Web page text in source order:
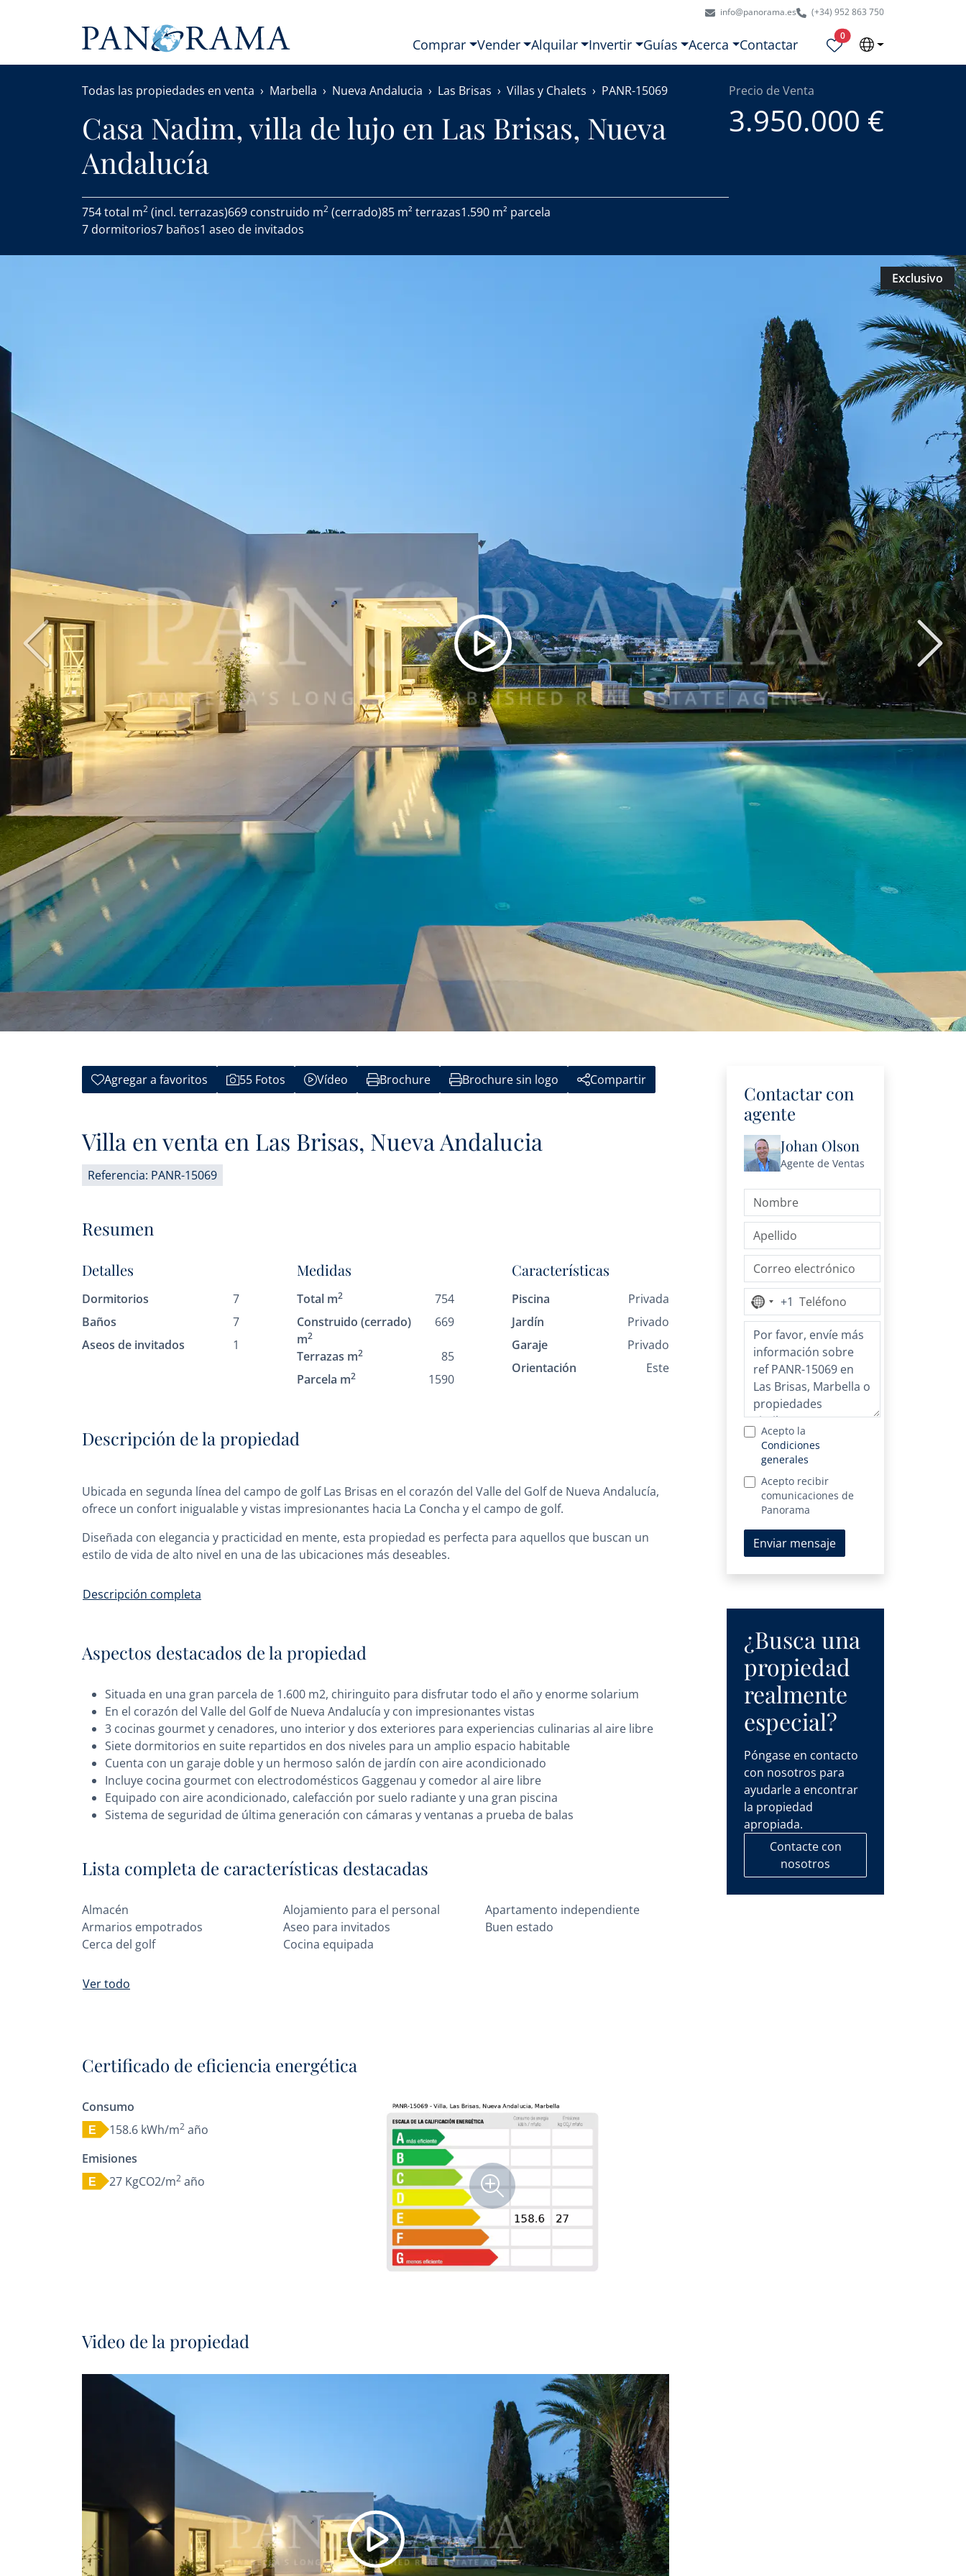
info@panorama.es (+34) 952 863 750
Comprar Vender Alquilar Invertir Guías Acerca Contactar
0Propiedades seleccionadas
Todas las propiedades en venta Marbella Nueva Andalucia Las Brisas Villas y Chalets PANR-15069
Casa Nadim, villa de lujo en Las Brisas, Nueva
Andalucía
754 total m2 (incl. terrazas)669 construido m2 (cerrado)85 m² terrazas1.590 m² parcela
7 dormitorios7 baños1 aseo de invitados
Precio de Venta
3.950.000 €
Exclusivo
Agregar a favoritos 55 Fotos Vídeo Brochure Brochure sin logo Compartir
Villa en venta en Las Brisas, Nueva Andalucia
Referencia: PANR-15069
Resumen
Detalles
Dormitorios
7
Baños
7
Aseos de invitados
1
Medidas
Total m2
754
Construido (cerrado)
m2
669
Terrazas m2
85
Parcela m2 1590
Características
Piscina
Privada
Jardín
Privado
Garaje
Privado
Orientación
Este
Descripción de la propiedad
Ubicada en segunda línea del campo de golf Las Brisas en el corazón del Valle del Golf de Nueva Andalucía,
ofrece un confort inigualable y vistas impresionantes hacia La Concha y el campo de golf.
Diseñada con elegancia y practicidad en mente, esta propiedad es perfecta para aquellos que buscan un
estilo de vida de alto nivel en una de las ubicaciones más deseables.
Descripción completa
Aspectos destacados de la propiedad
Situada en una gran parcela de 1.600 m2, chiringuito para disfrutar todo el año y enorme solarium
En el corazón del Valle del Golf de Nueva Andalucía y con impresionantes vistas
3 cocinas gourmet y cenadores, uno interior y dos exteriores para experiencias culinarias al aire libre
Siete dormitorios en suite repartidos en dos niveles para un amplio espacio habitable
Cuenta con un garaje doble y un hermoso salón de jardín con aire acondicionado
Incluye cocina gourmet con electrodomésticos Gaggenau y comedor al aire libre
Equipado con aire acondicionado, calefacción por suelo radiante y una gran piscina
Sistema de seguridad de última generación con cámaras y ventanas a prueba de balas
Lista completa de características destacadas
Almacén Alojamiento para el personal
Apartamento independiente
Armarios empotrados
Aseo para invitados
Buen estado
Cerca del golf
Cocina equipada
Ver todo
Certificado de eficiencia energética
Consumo
E 158.6 kWh/m2 año
Emisiones
E 27 KgCO2/m2 año
Video de la propiedad
Contactar con
agente
Johan Olson
Agente de Ventas
Ningún
país
seleccionado
+1
Acepto la
Condiciones
generales
Acepto recibir
comunicaciones de
Panorama
Enviar mensaje
¿Busca una
propiedad
realmente
especial?
Póngase en contacto
con nosotros para
ayudarle a encontrar
la propiedad
apropiada.
Contacte con
nosotros